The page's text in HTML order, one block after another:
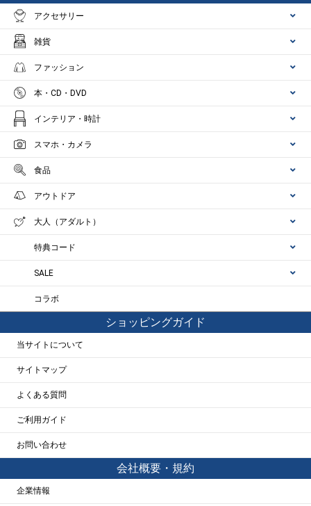
アクセサリー
雑貨
ファッション
本・CD・DVD
インテリア・時計
スマホ・カメラ
食品
アウトドア
大人（アダルト）
特典コード
SALE
コラボ
ショッピングガイド
当サイトについて
サイトマップ
よくある質問
ご利用ガイド
お問い合わせ
会社概要・規約
企業情報